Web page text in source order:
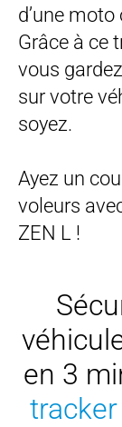
d’une moto
Grâce à ce
vous
sur votre
soyez.
Ayez un
voleurs
ZEN L !
en 3
tracker